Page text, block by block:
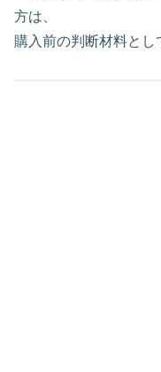
方は、
購入前の判断材料とし